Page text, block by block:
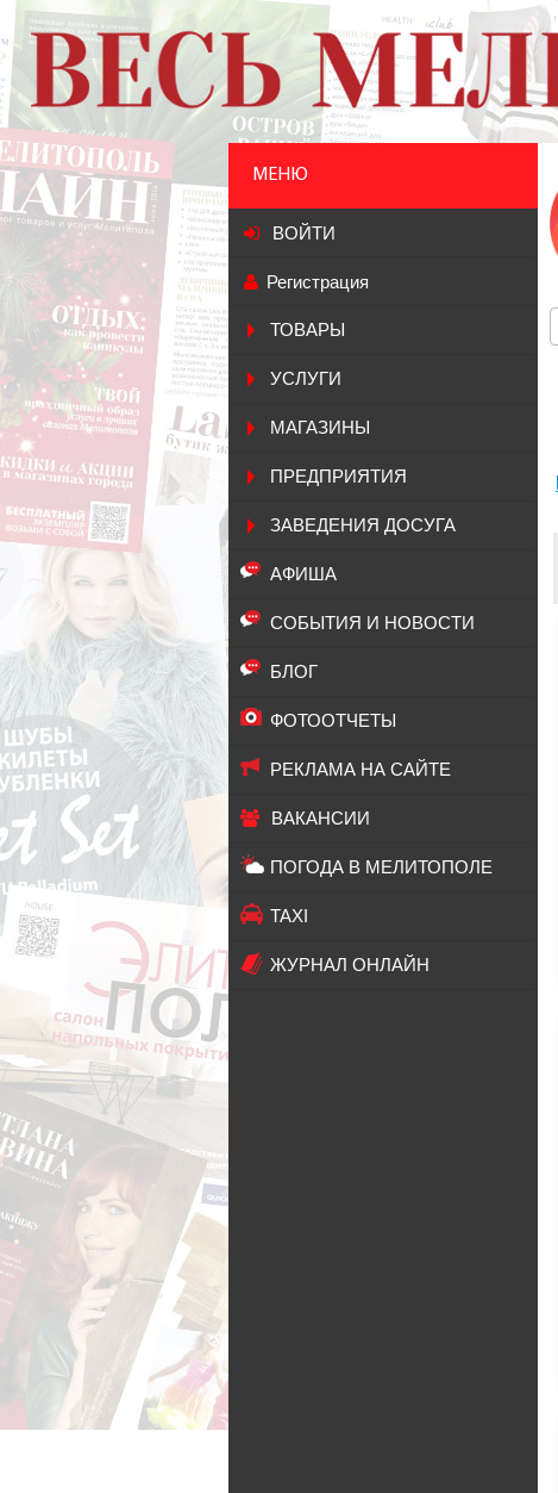
МЕНЮ
ВОЙТИ
Регистрация
ТОВАРЫ
УСЛУГИ
МАГАЗИНЫ
ПРЕДПРИЯТИЯ
ЗАВЕДЕНИЯ ДОСУГА
АФИША
СОБЫТИЯ И НОВОСТИ
БЛОГ
ФОТООТЧЕТЫ
РЕКЛАМА НА САЙТЕ
ВАКАНСИИ
ПОГОДА В МЕЛИТОПОЛЕ
TAXI
ЖУРНАЛ ОНЛАЙН